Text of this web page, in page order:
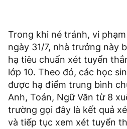
Trong khi né tránh, vi
ngày 31/7, nhà trưởng này
hạ tiêu chuẩn xét tuyển
lớp 10. Theo đó, các học
được hạ điểm trung bình
Anh, Toán, Ngữ Văn từ 8
trường gọi đây là kết quả
và tiếp tục xem xét tuyển